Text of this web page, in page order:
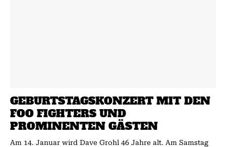
GEBURTSTAGSKONZERT MIT DEN
FOO FIGHTERS UND
PROMINENTEN GÄSTEN
Am 14. Januar wird Dave Grohl 46 Jahre alt. Am Samstag